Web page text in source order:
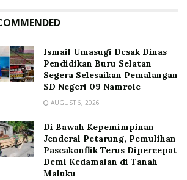
Ismail Umasugi Desak Dinas
Pendidikan Buru Selatan
Segera Selesaikan Pemalangan
SD Negeri 09 Namrole
AUGUST 6, 2026
Di Bawah Kepemimpinan
Jenderal Petarung, Pemulihan
Pascakonflik Terus Dipercepat
Demi Kedamaian di Tanah
Maluku